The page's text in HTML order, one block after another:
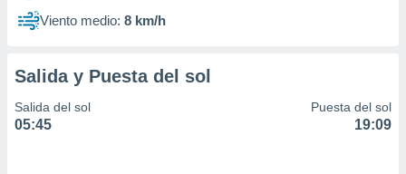
Viento medio: 8 km/h
Salida y Puesta del sol
Salida del sol
05:45
Puesta del sol
19:09